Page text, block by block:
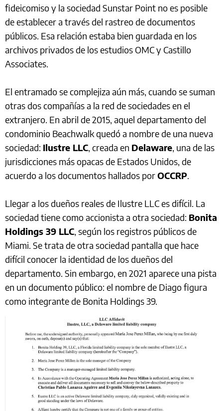
fideicomiso y la sociedad Sunstar Point no es posible
de establecer a través del rastreo de documentos
públicos. Esa relación estaba bien guardada en los
archivos privados de los estudios OMC y Castillo
Associates.
El entramado se complejiza aún más, cuando se suman
otras dos compañías a la red de sociedades en el
extranjero. En abril de 2015, aquel departamento del
condominio Beachwalk quedó a nombre de una nueva
sociedad: Ilustre LLC , creada en Delaware , una de las
jurisdicciones más opacas de Estados Unidos, de
acuerdo a los documentos hallados porOCCRP
Llegar a los dueños reales de Ilustre LLC es difícil. La
sociedad tiene como accionista a otra sociedad: Bonita
Holdings 39 LLC , según los registros públicos de
Miami. Se trata de otra sociedad pantalla que hace
difícil conocer la identidad de los dueños del
departamento. Sin embargo, en 2021 aparece una pista
en un documento público: el nombre de Diago figura
como integrante de Bonita Holdings 39.